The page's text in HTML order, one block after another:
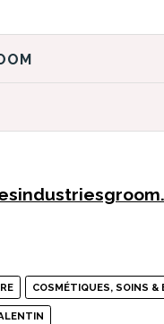
COSMÉTIQUES, SOINS &